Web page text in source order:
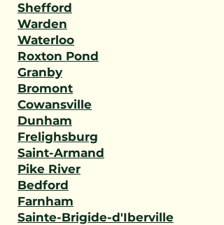
Shefford
Warden
Waterloo
Roxton Pond
Granby
Bromont
Cowansville
Dunham
Frelighsburg
Saint-Armand
Pike River
Bedford
Farnham
Sainte-Brigide-d'Iberville